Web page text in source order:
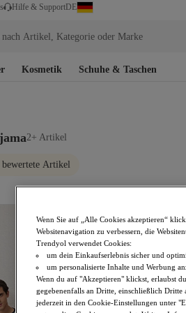
Hilfe & SupportDE
nach Artikel, Kategorie oder Marke
Kosmetik Schuhe & Taschen
2+ Artikel
bewertete Artikel
Wenn Sie auf „Alle Cookies akzeptieren“
Websitenavigation zu verbessern, die
Trendyol verwendet Cookies:
um dein Einkaufserlebnis sicher und
um personalisierte Inhalte und Werbung
Wenn du auf "Akzeptieren" klickst, erlaubst
gegebenenfalls an Dritte, einschließlich
jederzeit in den Cookie-Einstellungen unter